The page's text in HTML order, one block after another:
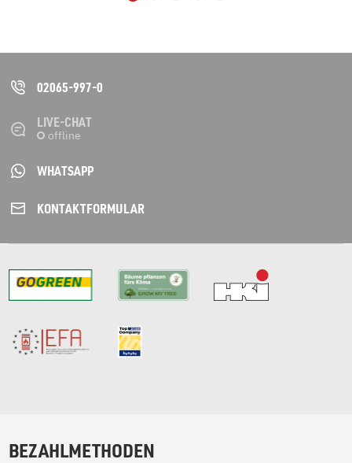
02065-997-0
LIVE-CHAT
WHATSAPP
KONTAKT­FORMULAR
BEZAHLMETHODEN